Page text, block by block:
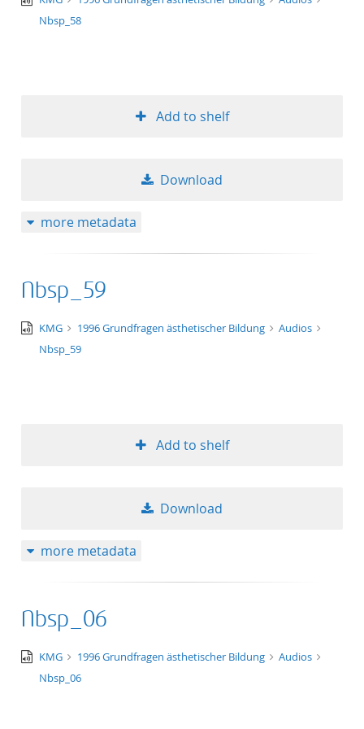
wav
Nbsp_58
Add to shelf
Download
more metadata
Nbsp_59
audio/x-
wav
KMG 1996 Grundfragen ästhetischer Bildung
Audios
Nbsp_59
Add to shelf
Download
more metadata
Nbsp_06
audio/x-
wav
KMG 1996 Grundfragen ästhetischer Bildung
Audios
Nbsp_06